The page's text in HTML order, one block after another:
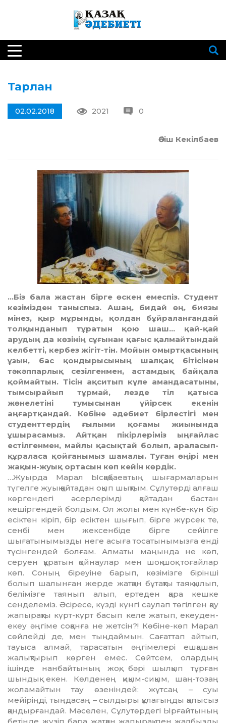
Тарлан
02.02.2018 2021 0
Әбіш Кекілбаев
…Біз бала жастан бірге өскен емеспіз. Студент
кезімізден таныспыз. Ашаң, бидай өң, биязы
мінез, қыр мұрынды, қолдан бұйраланғандай
толқынданып тұратын қою шаш… қай-қай
арудың да көзінің сұғынан қағыс қалмайтындай
келбетті, кербез жігіт-тін. Мойын омыртқасының
ұзын, бас қондырысының шалқақ бітісінен
тәкәппарлық сезілгенмен, астамдық байқала
қоймайтын. Тісін ақситып күле амандасатыны,
тымсырайып тұрмай, лезде тіл қатыса
жөнелетіні тумысынан үйірсек екенін
аңғартқандай. Көбіне әдебиет бірлестігі мен
студенттердің ғылыми қоғамы жиынында
ұшырасамыз. Айтқан пікірлеріміз ыңғайлас
естілгенмен, майлы қасықтай болып, араласып-
құраласа қойғанымыз шамалы. Туған өңірі мен
жақын-жуық ортасын көп кейін көрдік.
…Жуырда Марал Ысқақбаевтың шығармаларын
түгелге жуық қайтадан оқып шықтым. Сұлутөрді алғаш
көргендегі әсерлерімді қайтадан бастан
кешіргендей болдым. Ол жолы мен күнбе-күн бір
есіктен кіріп, бір есіктен шығып, бірге жүрсек те,
сенбі мен жексенбіде бірге сейілге
шығатынымызды неге асыға тосатынымызға енді
түсінгендей болғам. Алматы маңында не көп,
серуен құратын қойнаулар мен шоқ-шоқ тоғайлар
көп. Соның біреуіне барып, көзімізге бірінші
болып шалынған жерде жатқан бұтақты таяқ қылып,
белімізге таянып алып, ертеден қара кешке
сенделеміз. Әсіресе, күзді күнгі саулап төгілген қау
жапырақты күрт-күрт басып келе жатып, екеуден-
екеу әңгіме соққанға не жетсін?! Көбіне-көп Марал
сөйлейді де, мен тыңдаймын. Сағаттап айтып,
тауыса алмай, тарасатын әңгімелері ешқашан
жалықтырып көрген емес. Сөйтсем, олардың
ішінде нанбайтының жоқ, бәрі шылқып тұрған
шындық екен. Көлденең қиқым-сиқым, шаң-тозаң
жоламайтын тау өзеніндей: жұтсаң – суы
мейіріңді, тыңдасаң – сылдыры құлағыңды қапысыз
қандырғандай. Мәселен, Сұлутөрдегі Ырғайтының